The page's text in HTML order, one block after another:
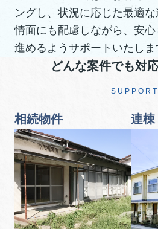
ングし、状況に応じた最適
情面にも配慮しながら、安
進めるようサポートいたしま
どんな案件でも対
SUPPORT
相続物件 連棟